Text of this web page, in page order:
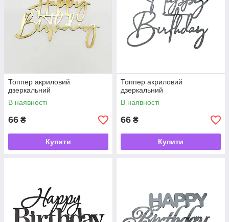
Топпер акриловий
дзеркальний
В наявності
66 ₴
Купити
Топпер акриловий
дзеркальний
В наявності
66 ₴
Купити